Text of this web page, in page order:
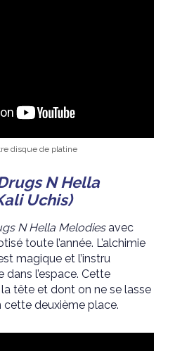
disque de platine
N Hella
Uchis)
N Hella Melodiesavec
toute l’année. L’alchimie
magique et l’instru
l’espace. Cette
tête et dont on ne se lasse
cette deuxième place.